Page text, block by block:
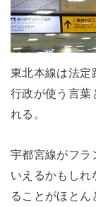
東北本線は法定
行政が使う言葉
れる。
宇都宮線がフラ
いえるかもしれ
ることがほとん